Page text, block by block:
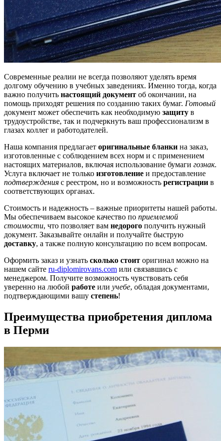
Современные реалии не всегда позволяют уделять время
долгому обучению в учебных заведениях. Именно тогда, когда
важно получить настоящий документ об окончании, на
помощь приходят решения по созданию таких бумаг. Готовый
документ может обеспечить как необходимую защиту в
трудоустройстве, так и подчеркнуть ваш профессионализм в
глазах коллег и работодателей.
Наша компания предлагает оригинальные бланки на заказ,
изготовленные с соблюдением всех норм и с применением
настоящих материалов, включая использование бумаги гознак.
Услуга включает не только изготовление и предоставление
подтверждения с реестром, но и возможность регистрации в
соответствующих органах.
Стоимость и надежность – важные приоритеты нашей работы.
Мы обеспечиваем высокое качество по приемлемой
стоимости, что позволяет вам недорого получить нужный
документ. Заказывайте онлайн и получайте быструю
доставку, а также полную консультацию по всем вопросам.
Оформить заказ и узнать сколько стоит оригинал можно на
нашем сайте ru-diplomirovans.com или связавшись с
менеджером. Получите возможность чувствовать себя
уверенно на любой работе или учебе, обладая документами,
подтверждающими вашу степень!
Преимущества приобретения диплома
в Перми